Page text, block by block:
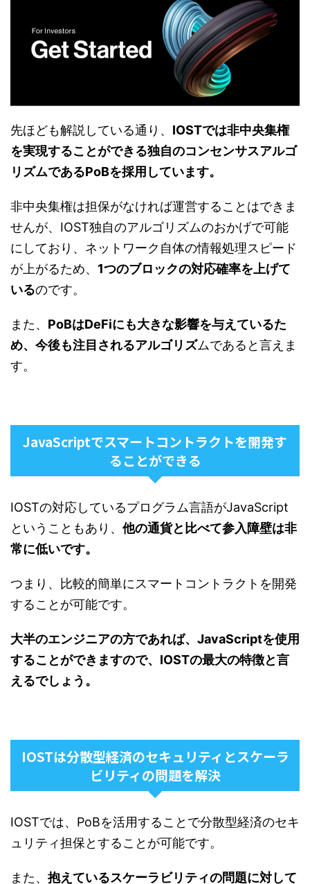
先ほども解説している通り、 IOSTでは非中央集権
を実現することができる独自のコンセンサスアルゴ
リズムであるPoBを採用しています。
非中央集権は担保がなければ運営することはできま
せんが、IOST独自のアルゴリズムのおかげで可能
にしており、ネットワーク自体の情報処理スピード
が上がるため、 1つのブロックの対応確率を上げて
いるのです。
また、 PoBはDeFiにも大きな影響を与えているた
め、今後も注目されるアルゴリズムであると言えま
す。
JavaScriptでスマートコントラクトを開発す
ることができる
IOSTの対応しているプログラム言語がJavaScript
ということもあり、 他の通貨と比べて参入障壁は非
常に低いです。
つまり、比較的簡単にスマートコントラクトを開発
することが可能です。
大半のエンジニアの方であれば、JavaScriptを使用
することができますので、IOSTの最大の特徴と言
えるでしょう。
IOSTは分散型経済のセキュリティとスケーラ
ビリティの問題を解決
IOSTでは、PoBを活用することで分散型経済のセキ
ュリティ担保とすることが可能です。
また、 抱えているスケーラビリティの問題に対して